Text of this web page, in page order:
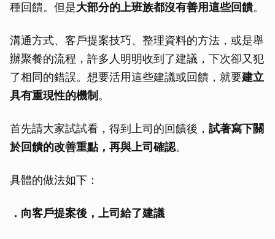
種回饋。但是大部分的上班族都沒有善用這些回饋。
溝通方式、客戶提案技巧、整理資料的方法，或是舉
辦聚餐的流程，許多人明明收到了建議，下次卻又犯
了相同的錯誤。想要活用這些建議或回饋，就要建立
具有重現性的機制 。
首先請大家試試看，得到上司的回饋後， 試著寫下關
於回饋的改善重點，再與上司確認。
具體的做法如下：
．向客戶提案後，上司給了建議